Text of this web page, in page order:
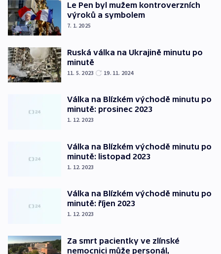
Le Pen byl mužem kontroverzních
výroků a symbolem
7. 1. 2025
Ruská válka na Ukrajině minutu po
minutě
11. 5. 2023 19. 11. 2024
Válka na Blízkém východě minutu po
minutě: prosinec 2023
1. 12. 2023
Válka na Blízkém východě minutu po
minutě: listopad 2023
1. 12. 2023
Válka na Blízkém východě minutu po
minutě: říjen 2023
1. 12. 2023
Za smrt pacientky ve zlínské
nemocnici může personál,